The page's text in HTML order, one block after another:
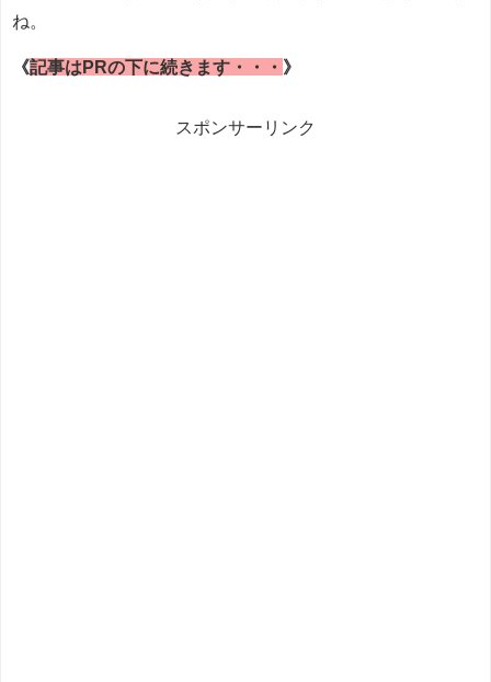
ね。
《記事はPRの下に続きます・・・ 》
スポンサーリンク